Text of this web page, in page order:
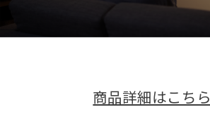
商品詳細はこちら